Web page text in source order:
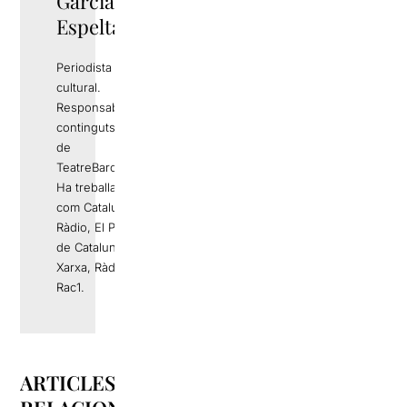
Espelta
Periodista i gestor
cultural.
Responsable de
continguts editorials
de
TeatreBarcelona.com
Ha treballat a mitjans
com Catalunya
Ràdio, El Periódico
de Catalunya, La
Xarxa, Ràdio 4 o
Rac1.
ARTICLES